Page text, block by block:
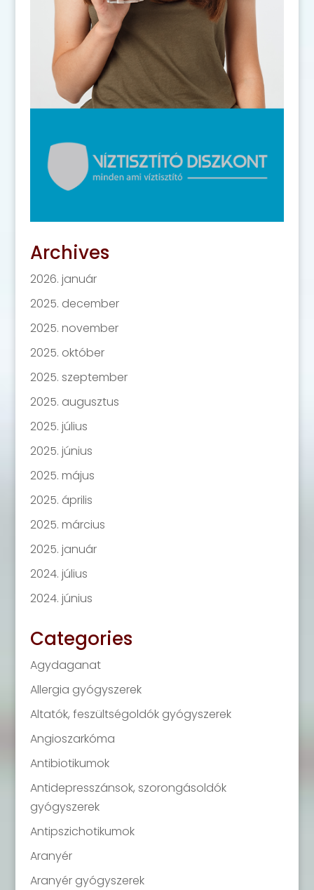
Archives
2026. január
2025. december
2025. november
2025. október
2025. szeptember
2025. augusztus
2025. július
2025. június
2025. május
2025. április
2025. március
2025. január
2024. július
2024. június
Categories
Agydaganat
Allergia gyógyszerek
Altatók, feszültségoldók gyógyszerek
Angioszarkóma
Antibiotikumok
Antidepresszánsok, szorongásoldók
gyógyszerek
Antipszichotikumok
Aranyér
Aranyér gyógyszerek